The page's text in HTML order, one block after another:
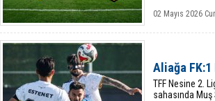
02 Mayıs 2026
Aliağa FK:1
TFF Nesine 2.
sahasında Muş